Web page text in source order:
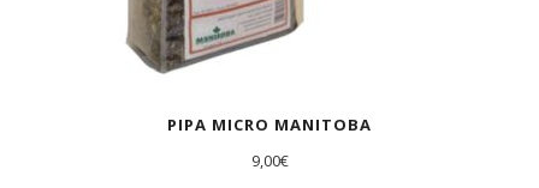
PIPA MICRO MANITOBA
9,00€